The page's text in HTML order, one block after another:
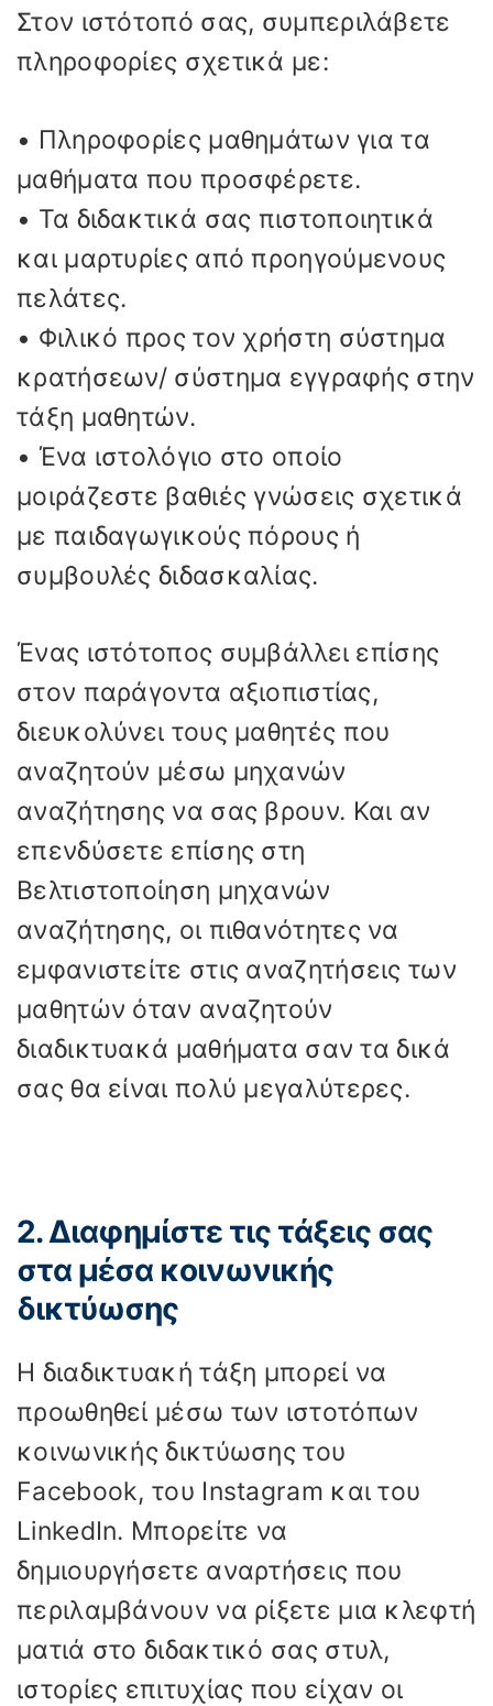
Στον ιστότοπό σας, συμπεριλάβετε
πληροφορίες σχετικά με:
• Πληροφορίες μαθημάτων για τα
μαθήματα που προσφέρετε.
• Τα διδακτικά σας πιστοποιητικά
και μαρτυρίες από προηγούμενους
πελάτες.
• Φιλικό προς τον χρήστη σύστημα
κρατήσεων/ σύστημα εγγραφής στην
τάξη μαθητών.
• Ένα ιστολόγιο στο οποίο
μοιράζεστε βαθιές γνώσεις σχετικά
με παιδαγωγικούς πόρους ή
συμβουλές διδασκαλίας.
Ένας ιστότοπος συμβάλλει επίσης
στον παράγοντα αξιοπιστίας,
διευκολύνει τους μαθητές που
αναζητούν μέσω μηχανών
αναζήτησης να σας βρουν. Και αν
επενδύσετε επίσης στη
Βελτιστοποίηση μηχανών
αναζήτησης, οι πιθανότητες να
εμφανιστείτε στις αναζητήσεις των
μαθητών όταν αναζητούν
διαδικτυακά μαθήματα σαν τα δικά
σας θα είναι πολύ μεγαλύτερες.
2. Διαφημίστε τις τάξεις σας
στα μέσα κοινωνικής
δικτύωσης
Η διαδικτυακή τάξη μπορεί να
προωθηθεί μέσω των ιστοτόπων
κοινωνικής δικτύωσης του
Facebook, του Instagram και του
LinkedIn. Μπορείτε να
δημιουργήσετε αναρτήσεις που
περιλαμβάνουν να ρίξετε μια κλεφτή
ματιά στο διδακτικό σας στυλ,
ιστορίες επιτυχίας που είχαν οι